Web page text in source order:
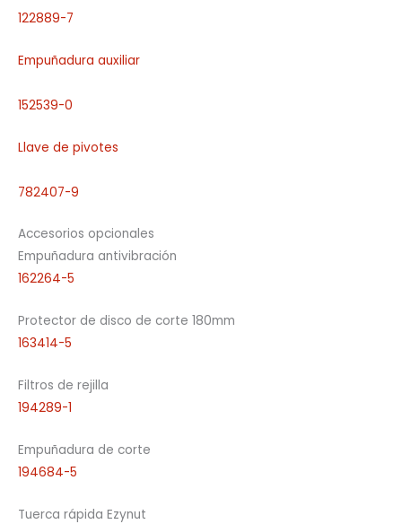
122889-7
Empuñadura auxiliar
152539-0
Llave de pivotes
782407-9
Accesorios opcionales
Empuñadura antivibración
162264-5
Protector de disco de corte 180mm
163414-5
Filtros de rejilla
194289-1
Empuñadura de corte
194684-5
Tuerca rápida Ezynut